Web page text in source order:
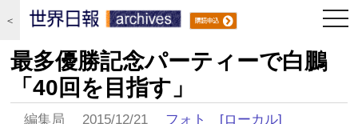
＜
最多優勝記念パーティーで白鵬
「40回を目指す」
編集局 2015/12/21 フォト [ローカル]